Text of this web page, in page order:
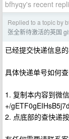
bfhyqy's recent
Replied to a topic by
张全新待激活的英国
已经提交快递信息
具体快递单号如何查
1. 复制本内容到微
+/
2. 点底部的查快递